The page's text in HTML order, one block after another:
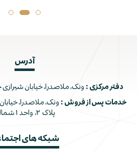
آدرس
دفتر مرکزی : ونک، ملاصدرا، خیابان شیرازی جنوبی،
خدمات پس از فروش : ونک، ملاصدرا،
پلاک ۲، واحد ۱ شمالی
شبکه های